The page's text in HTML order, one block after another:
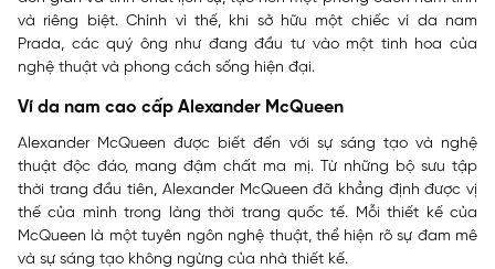
và riêng biệt. Chính vì thế, khi sở hữu một chiếc ví da nam
Prada, các quý ông như đang đầu tư vào một tinh hoa của
nghệ thuật và phong cách sống hiện đại.
Ví da nam cao cấp Alexander McQueen
Alexander McQueen được biết đến với sự sáng tạo và nghệ
thuật độc đáo, mang đậm chất ma mị. Từ những bộ sưu tập
thời trang đầu tiên, Alexander McQueen đã khẳng định được vị
thế của mình trong làng thời trang quốc tế. Mỗi thiết kế của
McQueen là một tuyên ngôn nghệ thuật, thể hiện rõ sự đam mê
và sự sáng tạo không ngừng của nhà thiết kế.